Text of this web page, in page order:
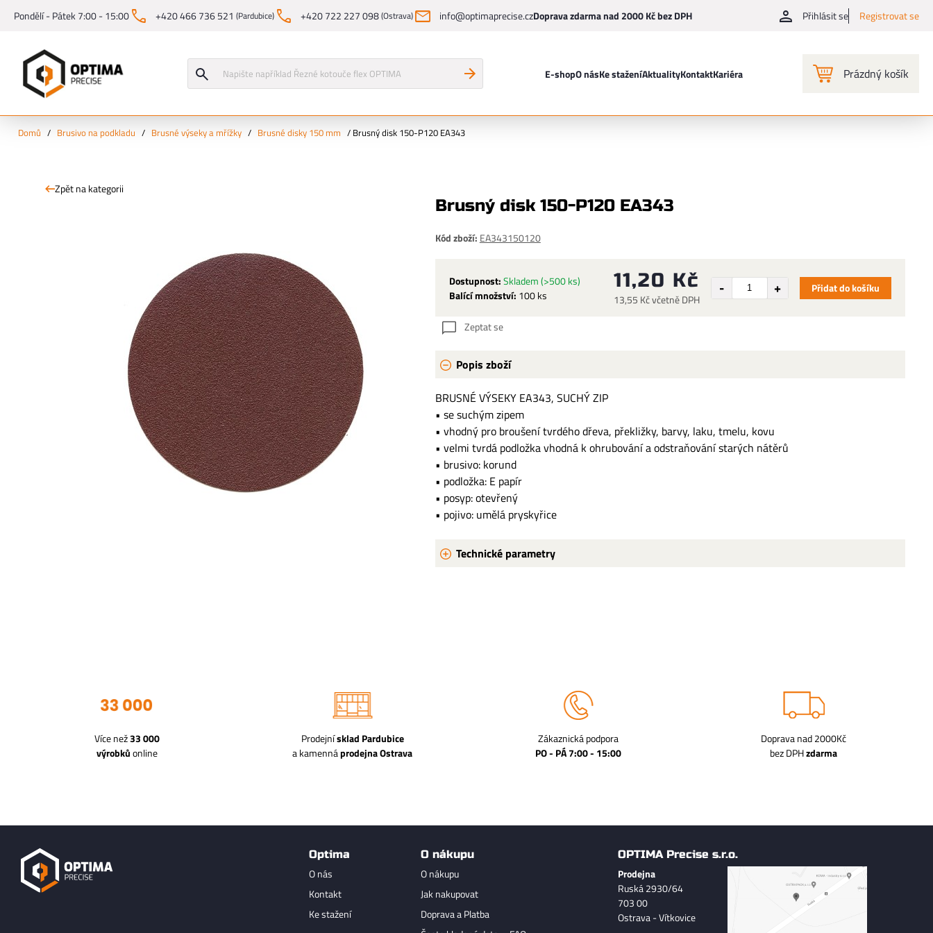
Pondělí - Pátek 7:00 - 15:00 +420 466 736 521 (Pardubice) +420 722 227 098(Ostrava) info@optimaprecise.czDoprava zdarma nad 2000 Kč bez DPH Přihlásit se Registrovat se
E-shopO násKe staženíAktualityKontaktKariéra Prázdný košík
Domů / Brusivo na podkladu / Brusné výseky a mřížky / Brusné disky 150 mm / Brusný disk 150-P120 EA343
Zpět na kategorii
Brusný disk 150-P120 EA343
Kód zboží: EA343150120
Dostupnost:Skladem(>500 ks)
Balící množství: 100 ks
11,20 Kč
13,55 Kč včetně DPH
Přidat do košíku
Zeptat se
Popis zboží
BRUSNÉ VÝSEKY EA343, SUCHÝ ZIP
• se suchým zipem
• vhodný pro broušení tvrdého dřeva, překližky, barvy, laku, tmelu, kovu
• velmi tvrdá podložka vhodná k ohrubování a odstraňování starých nátěrů
• brusivo: korund
• podložka: E papír
• posyp: otevřený
• pojivo: umělá pryskyřice
Technické parametry
Více než33 000
výrobkůonline
Prodejnísklad Pardubice
a kamennáprodejna Ostrava
Zákaznická podpora
PO - PÁ 7:00 - 15:00
Doprava nad 2000Kč
bez DPHzdarma
Optima
O nás
Kontakt
Ke stažení
O nákupu
O nákupu
Jak nakupovat
Doprava a Platba
OPTIMA Precise s.r.o.
Prodejna
Ruská 2930/64
703 00
Ostrava - Vítkovice